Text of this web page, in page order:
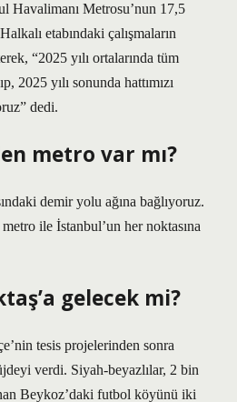
Havalimanı Metrosu’nun 17,5
etabındaki çalışmaların
“2025 yılı ortalarında tüm
2025 yılı sonunda hattımızı
dedi.
metro var mı?
demir yolu ağına bağlıyoruz.
ile İstanbul’un her noktasına
gelecek mi?
tesis projelerinden sonra
verdi. Siyah-beyazlılar, 2 bin
Beykoz’daki futbol köyünü iki